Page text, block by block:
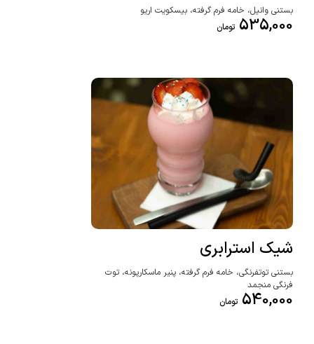
بستنی وانیل، خامه فرم گرفته، بیسکویت اریو
535,000 تومان
شیک استرابری
بستنی توتفرنگی، خامه فرم گرفته، پنیر ماسکارپونه، توت
فرنگی منجمد
540,000 تومان